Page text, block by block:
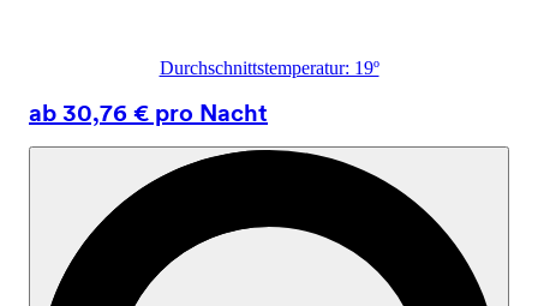
Durchschnittstemperatur: 19º
ab 30,76 € pro Nacht